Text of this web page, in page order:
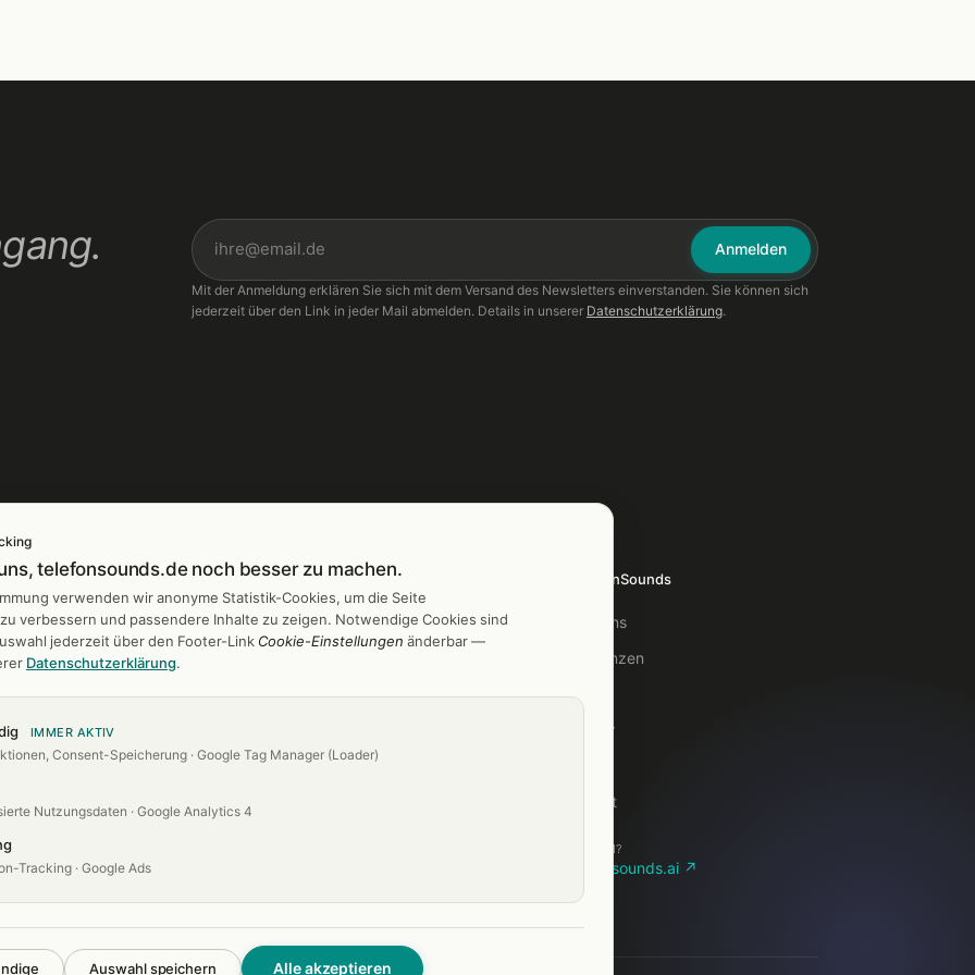
Anmelden
Mit der Anmeldung erklären Sie sich mit dem Versand des Newsletters einverstanden. Sie können sich
jederzeit über den Link in jeder Mail abmelden. Details in unserer Datenschutzerklärung.
entwerfen
Branchen
Banken & Sparkassen
Hotels & Gastro
Kanzleien
TelefonSounds
Über uns
Referenzen
Blog
Glossar
Kontakt
Lieber KI?
telefonsounds.ai ↗
telefonsounds.de noch besser zu machen.
verwenden wir anonyme Statistik-Cookies, um die Seite
verbessern und passendere Inhalte zu zeigen. Notwendige Cookies sind
jederzeit über den Footer-Link Cookie-Einstellungen änderbar —
Datenschutzerklärung.
IMMER AKTIV
Consent-Speicherung · Google Tag Manager (Loader)
Nutzungsdaten · Google Analytics 4
Tracking · Google Ads
Auswahl speichern Alle akzeptieren